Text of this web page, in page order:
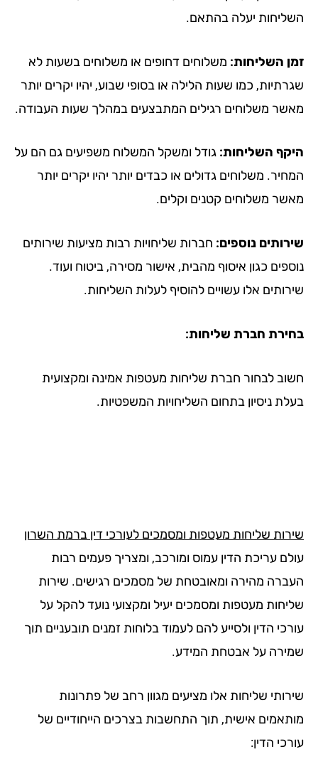
יעלה בהתאם.
השליחות:משלוחים דחופים או משלוחים בשעות לא
כמו שעות הלילה או בסופי שבוע, יהיו יקרים יותר
משלוחים רגילים המתבצעים במהלך שעות העבודה.
השליחות:גודל ומשקל המשלוח משפיעים גם הם על
משלוחים גדולים או כבדים יותר יהיו יקרים יותר
משלוחים קטנים וקלים.
נוספים:חברות שליחויות רבות מציעות שירותים
כגון איסוף מהבית, אישור מסירה, ביטוח ועוד.
אלו עשויים להוסיף לעלות השליחות.
חברת שליחות:
לבחור חברת שליחות מעטפות אמינה ומקצועית
ניסיון בתחום השליחויות המשפטיות.
שליחות מעטפות ומסמכים לעורכי דין ברמת השרון
עריכת הדין עמוס ומורכב, ומצריך פעמים רבות
מהירה ומאובטחת של מסמכים רגישים. שירות
מעטפות ומסמכים יעיל ומקצועי נועד להקל על
הדין ולסייע להם לעמוד בלוחות זמנים תובעניים תוך
על אבטחת המידע.
שליחות אלו מציעים מגוון רחב של פתרונות
אישית, תוך התחשבות בצרכים הייחודיים של
הדין: